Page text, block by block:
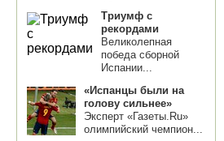
Триумф с
рекордами
Великолепная
победа сборной
Испании...
«Испанцы были на
голову сильнее»
Эксперт «Газеты.Ru»
олимпийский чемпион...